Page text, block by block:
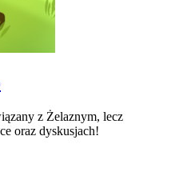
z Żelaznym, lecz
oraz dyskusjach!